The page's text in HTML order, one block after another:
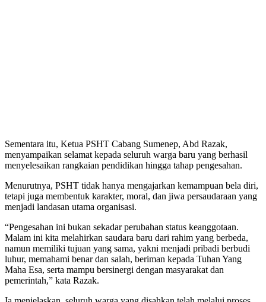
Sementara itu, Ketua PSHT Cabang Sumenep, Abd Razak,
menyampaikan selamat kepada seluruh warga baru yang berhasil
menyelesaikan rangkaian pendidikan hingga tahap pengesahan.
Menurutnya, PSHT tidak hanya mengajarkan kemampuan bela diri,
tetapi juga membentuk karakter, moral, dan jiwa persaudaraan yang
menjadi landasan utama organisasi.
“Pengesahan ini bukan sekadar perubahan status keanggotaan.
Malam ini kita melahirkan saudara baru dari rahim yang berbeda,
namun memiliki tujuan yang sama, yakni menjadi pribadi berbudi
luhur, memahami benar dan salah, beriman kepada Tuhan Yang
Maha Esa, serta mampu bersinergi dengan masyarakat dan
pemerintah,” kata Razak.